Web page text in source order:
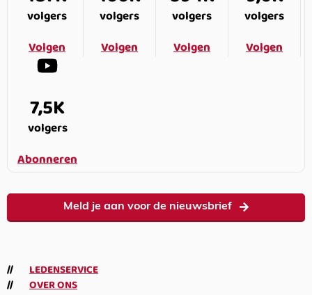
volgers
Volgen
volgers
Volgen
volgers
Volgen
volgers
Volgen
7,5K
volgers
Abonneren
Meld je aan voor de nieuwsbrief
LEDENSERVICE
OVER ONS